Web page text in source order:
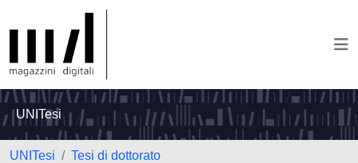
UNITesi
UNITesi
Tesi di dottorato